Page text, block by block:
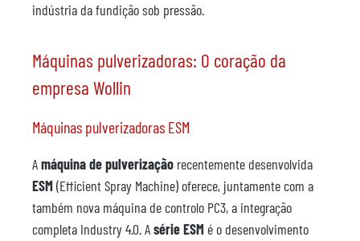
indústria da fundição sob pressão.
Máquinas pulverizadoras: O coração da
empresa Wollin
Máquinas pulverizadoras ESM
Amáquina de pulverização recentemente desenvolvida
ESM(Efficient Spray Machine) oferece, juntamente com a
também nova máquina de controlo PC3, a integração
completa Industry 4.0. Asérie ESM é o desenvolvimento